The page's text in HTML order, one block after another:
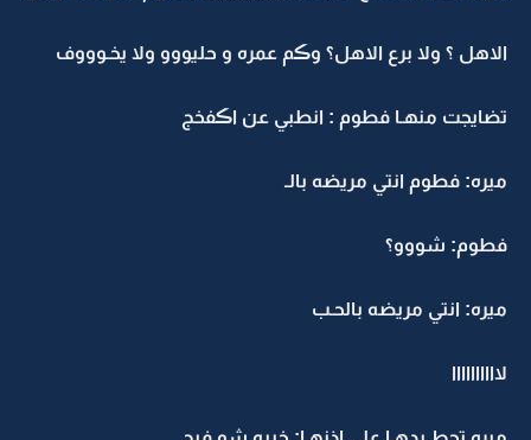
الاهل ؟ ولا برع الاهل؟ وڪم عمره و حليووو ولا يخـوووف
تضايجت منهـا فطوم : انطبي عن اڪفخج
ميره: فطوم انتي مريضه بالـ
فطوم: شووو؟
ميره: انتي مريضه بالحـب
لاااااااااا